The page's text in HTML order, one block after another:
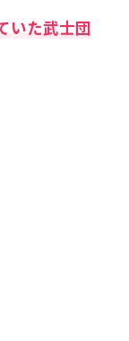
いた武士団